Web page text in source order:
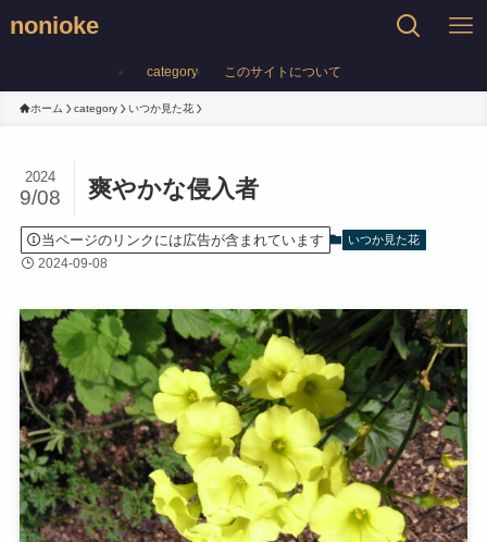
nonioke
category このサイトについて
ホーム category いつか見た花
爽やかな侵入者
2024
9/08
当ページのリンクには広告が含まれています いつか見た花
2024-09-08